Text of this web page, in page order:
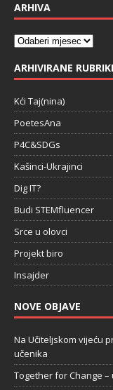
ARHIVA
ARHIVIRANE
Kći Taj(nina)
PoetesAna
P4C&SDGs
Kašinci-Ukrajinci
Dig IT?
Budi STEMfluencer
Srce u olovci
Projekt biro
Insajder
NOVE OBJAVE
Na Učiteljskom vijeću
učenika
Together for Change